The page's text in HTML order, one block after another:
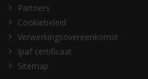
Partners
Cookiebeleid
Verwerkingsovereenkomst
Ipaf certificaat
Sitemap